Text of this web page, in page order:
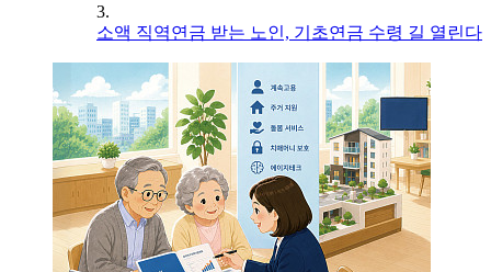
3.
소액 직역연금 받는 노인, 기초연금 수령 길 열린다